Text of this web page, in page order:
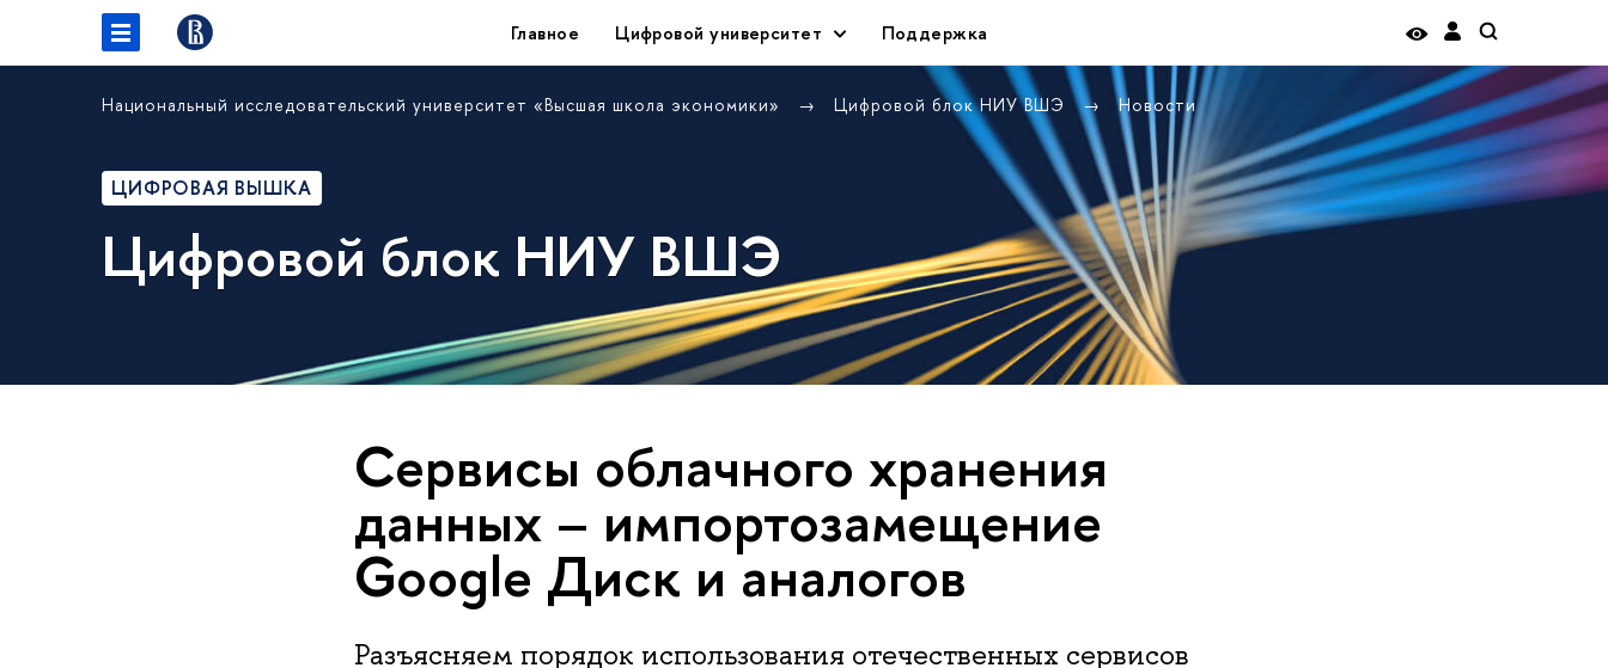
Главное Цифровой университет Поддержка
Национальный исследовательский университет «Высшая школа экономики» Цифровой блок НИУ ВШЭ Новости
ЦИФРОВАЯ ВЫШКА
Цифровой блок НИУ ВШЭ
Сервисы облачного хранения
данных – импортозамещение
Google Диск и аналогов
Разъясняем порядок использования отечественных сервисов